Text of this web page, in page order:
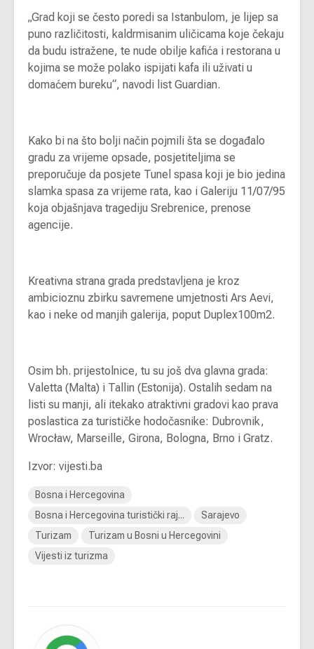
„Grad koji se često poredi sa Istanbulom, je lijep sa
puno različitosti, kaldrmisanim uličicama koje čekaju
da budu istražene, te nude obilje kafića i restorana u
kojima se može polako ispijati kafa ili uživati u
domaćem bureku“, navodi list Guardian.
Kako bi na što bolji način pojmili šta se događalo
gradu za vrijeme opsade, posjetiteljima se
preporučuje da posjete Tunel spasa koji je bio jedina
slamka spasa za vrijeme rata, kao i Galeriju 11/07/95
koja objašnjava tragediju Srebrenice, prenose
agencije.
Kreativna strana grada predstavljena je kroz
ambicioznu zbirku savremene umjetnosti Ars Aevi,
kao i neke od manjih galerija, poput Duplex100m2.
Osim bh. prijestolnice, tu su još dva glavna grada:
Valetta (Malta) i Tallin (Estonija). Ostalih sedam na
listi su manji, ali itekako atraktivni gradovi kao prava
poslastica za turističke hodočasnike: Dubrovnik,
Wrocław, Marseille, Girona, Bologna, Brno i Gratz.
Izvor: vijesti.ba
Bosna i Hercegovina
Bosna i Hercegovina turistički raj...
Sarajevo
Turizam
Turizam u Bosni u Hercegovini
Vijesti iz turizma